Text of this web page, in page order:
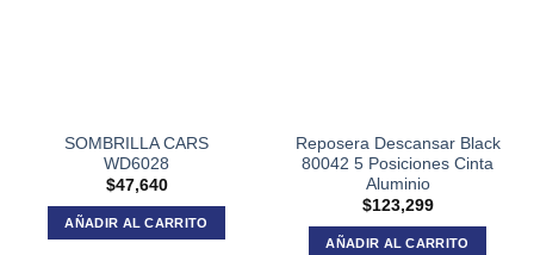
SOMBRILLA CARS
WD6028
$47,640
AÑADIR AL CARRITO
Reposera Descansar Black
80042 5 Posiciones Cinta
Aluminio
$123,299
AÑADIR AL CARRITO